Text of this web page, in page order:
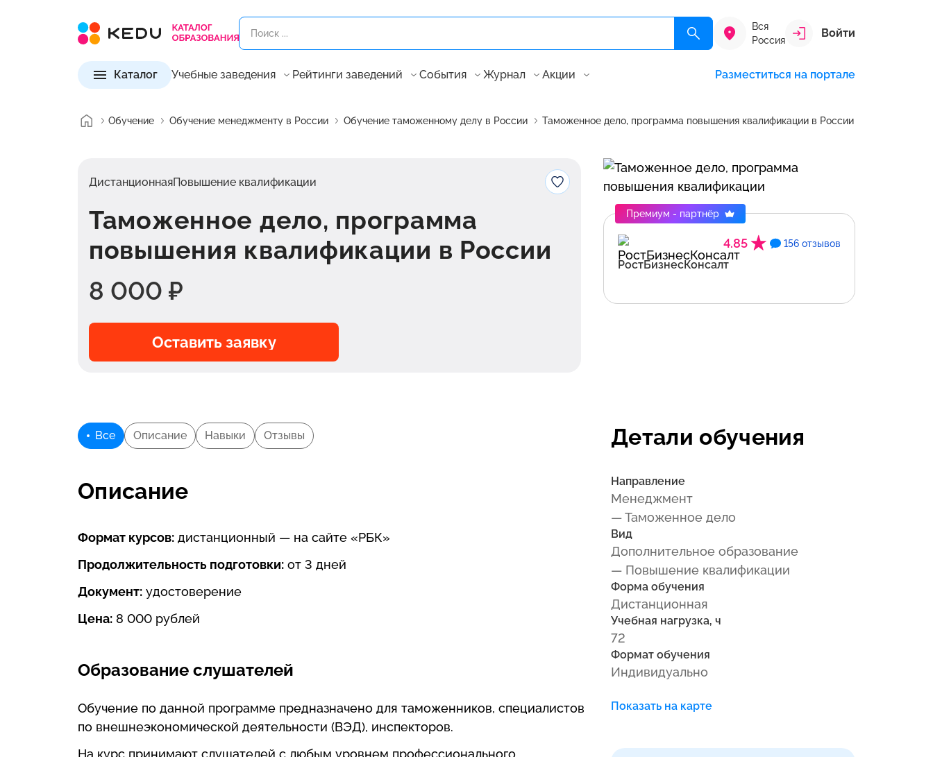
Вся
Россия
Войти
Каталог Учебные заведения Рейтинги заведений События Журнал Акции Разместиться на портале
Обучение Обучение менеджменту в России Обучение таможенному делу в России Таможенное дело, программа повышения квалификации в России
ДистанционнаяПовышение квалификации
Таможенное дело, программа
повышения квалификации в России
8 000 ₽
Оставить заявку
4.85 156 отзывов
РостБизнесКонсалт
Премиум - партнёр
Все Описание Навыки Отзывы
Описание
Формат курсов: дистанционный — на сайте «РБК»
Продолжительность подготовки: от 3 дней
Документ: удостоверение
Цена: 8 000 рублей
Образование слушателей
Обучение по данной программе предназначено для таможенников, специалистов
по внешнеэкономической деятельности (ВЭД), инспекторов.
На курс принимают слушателей с любым уровнем профессионального
Детали обучения
Направление
Менеджмент
— Таможенное дело
Вид
Дополнительное образование
— Повышение квалификации
Форма обучения
Дистанционная
Учебная нагрузка, ч
72
Формат обучения
Индивидуально
Показать на карте